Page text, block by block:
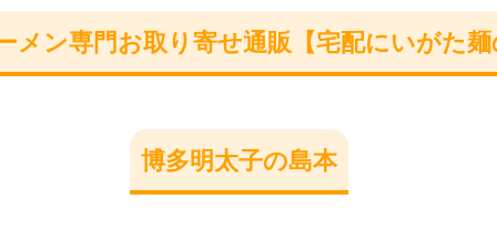
メン専門お取り寄せ通販【宅配にいがた
博多明太子の島本